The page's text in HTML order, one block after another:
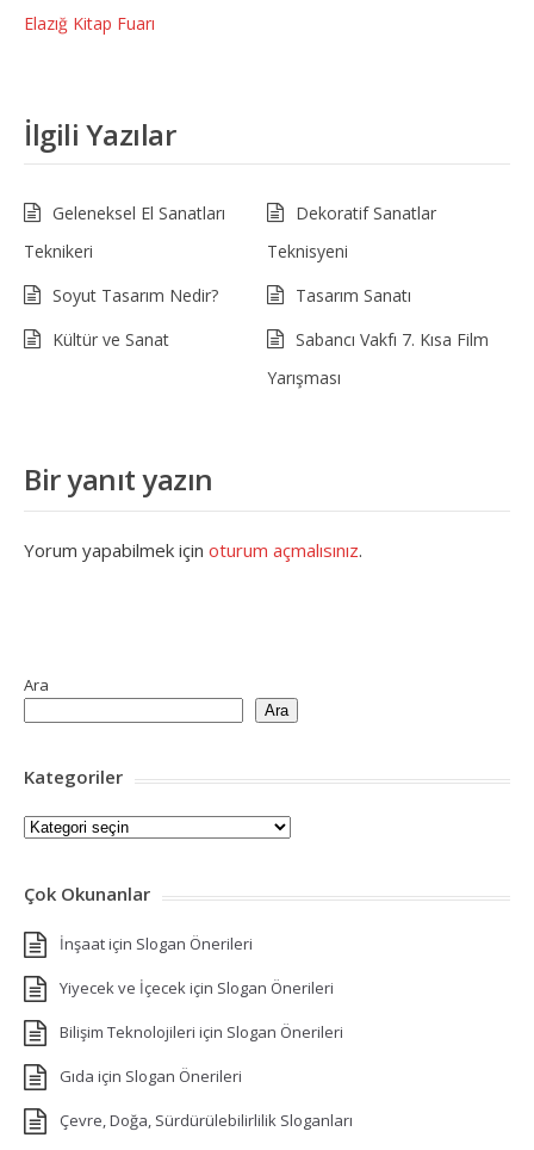
Elazığ Kitap Fuarı
İlgili Yazılar
Geleneksel El Sanatları
Teknikeri
Dekoratif Sanatlar
Teknisyeni
Soyut Tasarım Nedir?
Tasarım Sanatı
Kültür ve Sanat
Sabancı Vakfı 7. Kısa Film
Yarışması
Bir yanıt yazın
Yorum yapabilmek için oturum açmalısınız.
Ara
Ara
Kategoriler
Kategoriler
Çok Okunanlar
İnşaat için Slogan Önerileri
Yiyecek ve İçecek için Slogan Önerileri
Bilişim Teknolojileri için Slogan Önerileri
Gıda için Slogan Önerileri
Çevre, Doğa, Sürdürülebilirlilik Sloganları